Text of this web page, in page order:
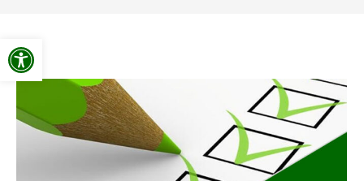
Apri la barra degli strumenti